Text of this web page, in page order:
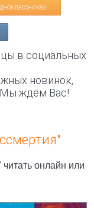
в социальных
новинок,
Мы ждём Вас!
онлайн или